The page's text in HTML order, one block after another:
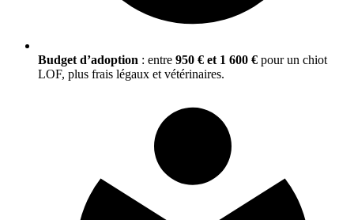
Budget d’adoption : entre 950 € et 1 600 € pour un chiot
LOF, plus frais légaux et vétérinaires.